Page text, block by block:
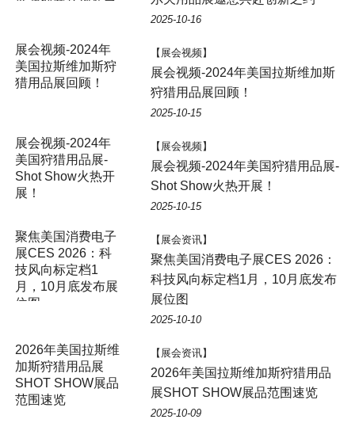
2025-10-16
展会视频-2024年
美国拉斯维加斯狩
猎用品展回顾！
【展会视频】
展会视频-2024年美国拉斯维加斯
狩猎用品展回顾！
2025-10-15
展会视频-2024年
美国狩猎用品展-
Shot Show火热开
展！
【展会视频】
展会视频-2024年美国狩猎用品展-
Shot Show火热开展！
2025-10-15
聚焦美国消费电子
展CES 2026：科
技风向标定档1
月，10月底发布展
位图
【展会资讯】
聚焦美国消费电子展CES 2026：
科技风向标定档1月，10月底发布
展位图
2025-10-10
2026年美国拉斯维
加斯狩猎用品展
SHOT SHOW展品
范围速览
【展会资讯】
2026年美国拉斯维加斯狩猎用品
展SHOT SHOW展品范围速览
2025-10-09